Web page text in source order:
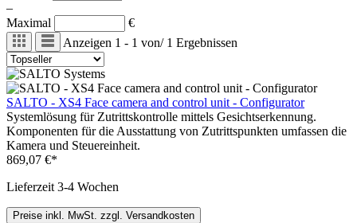
–
Maximal
€
Anzeigen 1 - 1 von/1 Ergebnissen
SALTO - XS4 Face camera and control unit - Configurator
Systemlösung für Zutrittskontrolle mittels Gesichtserkennung.
Komponenten für die Ausstattung von Zutrittspunkten umfassen die
Kamera und Steuereinheit.
869,07 €*
Lieferzeit 3-4 Wochen
Preise inkl. MwSt. zzgl. Versandkosten